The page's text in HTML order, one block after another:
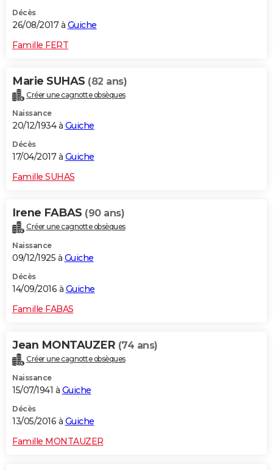
Décès
26/08/2017 à Guiche
Famille FERT
Marie SUHAS (82 ans)
Créer une cagnotte obsèques
Naissance
20/12/1934 à Guiche
Décès
17/04/2017 à Guiche
Famille SUHAS
Irene FABAS (90 ans)
Créer une cagnotte obsèques
Naissance
09/12/1925 à Guiche
Décès
14/09/2016 à Guiche
Famille FABAS
Jean MONTAUZER (74 ans)
Créer une cagnotte obsèques
Naissance
15/07/1941 à Guiche
Décès
13/05/2016 à Guiche
Famille MONTAUZER